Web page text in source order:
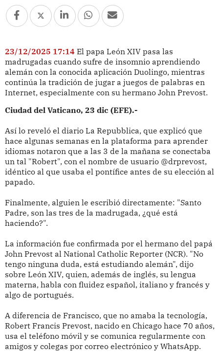
23/12/2025 17:14 El papa León XIV pasa las
madrugadas cuando sufre de insomnio aprendiendo
alemán con la conocida aplicación Duolingo, mientras
continúa la tradición de jugar a juegos de palabras en
Internet, especialmente con su hermano John Prevost.
Ciudad del Vaticano, 23 dic (EFE).-
Así lo reveló el diario La Repubblica, que explicó que
hace algunas semanas en la plataforma para aprender
idiomas notaron que a las 3 de la mañana se conectaba
un tal "Robert", con el nombre de usuario @drprevost,
idéntico al que usaba el pontífice antes de su elección al
papado.
Finalmente, alguien le escribió directamente: "Santo
Padre, son las tres de la madrugada, ¿qué está
haciendo?".
La información fue confirmada por el hermano del papá
John Prevost al National Catholic Reporter (NCR). "No
tengo ninguna duda, está estudiando alemán", dijo
sobre León XIV, quien, además de inglés, su lengua
materna, habla con fluidez español, italiano y francés y
algo de portugués.
A diferencia de Francisco, que no amaba la tecnología,
Robert Francis Prevost, nacido en Chicago hace 70 años,
usa el teléfono móvil y se comunica regularmente con
amigos y colegas por correo electrónico y WhatsApp.